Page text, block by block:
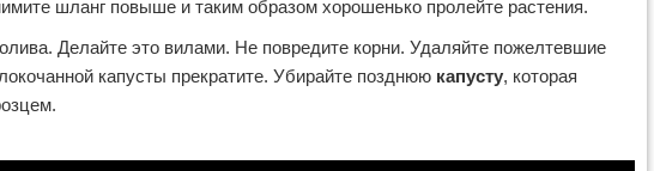
шланг повыше и таким образом хорошенько пролейте растения.
Делайте это вилами. Не повредите корни. Удаляйте пожелтевшие
капусты прекратите. Убирайте позднюю капусту, которая